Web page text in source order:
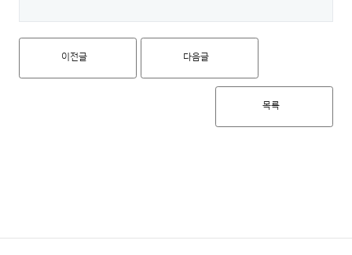
이전글 다음글
목록